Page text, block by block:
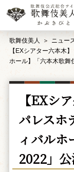
歌舞伎美人
ニュー
【EXシアター六本木
ホール】「六本木歌舞
【EXシ
パレスホ
ィバルホ
2022」